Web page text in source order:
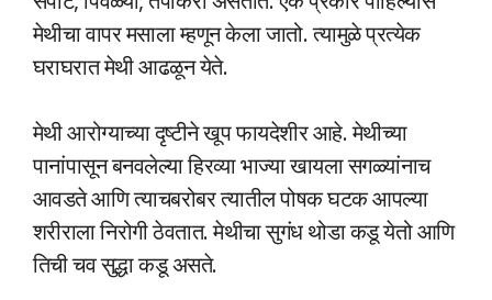
मेथीचा वापर मसाला म्हणून केला जातो. त्यामुळे प्रत्येक
घराघरात मेथी आढळून येते.
मेथी आरोग्याच्या दृष्टीने खूप फायदेशीर आहे. मेथीच्या
पानांपासून बनवलेल्या हिरव्या भाज्या खायला सगळ्यांनाच
आवडते आणि त्याचबरोबर त्यातील पोषक घटक आपल्या
शरीराला निरोगी ठेवतात. मेथीचा सुगंध थोडा कडू येतो आणि
तिची चव सुद्धा कडू असते.